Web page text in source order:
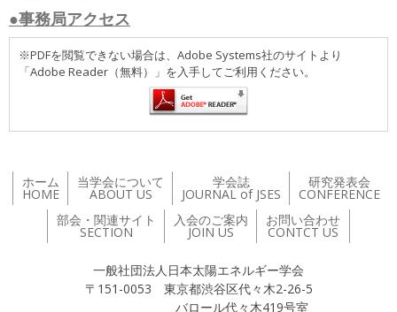
●事務局アクセス
※PDFを閲覧できない場合は、Adobe Systems社のサイトより
「Adobe Reader（無料）」を入手してご利用ください。
ホーム
HOME
当学会について
ABOUT US
学会誌
JOURNAL of JSES
研究発表会
CONFERENCE
部会・関連サイト
SECTION
入会のご案内
JOIN US
お問い合わせ
CONTCT US
一般社団法人日本太陽エネルギー学会
〒151-0053 東京都渋谷区代々木2-26-5
バロール代々木419号室